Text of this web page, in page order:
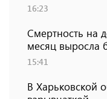
16:23
Смертность на
месяц выросла
15:41
В Харьковской